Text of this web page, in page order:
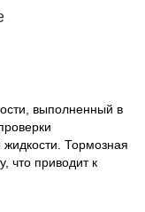
выполненный в
жидкости. Тормозная
что приводит к